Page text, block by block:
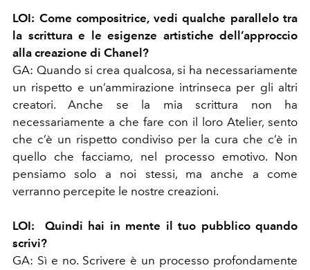
LOI: Come compositrice, vedi qualche parallelo tra
la scrittura e le esigenze artistiche dell’approccio
alla creazione di Chanel?
GA: Quando si crea qualcosa, si ha necessariamente
un rispetto e un’ammirazione intrinseca per gli altri
creatori. Anche se la mia scrittura non ha
necessariamente a che fare con il loro Atelier, sento
che c’è un rispetto condiviso per la cura che c’è in
quello che facciamo, nel processo emotivo. Non
pensiamo solo a noi stessi, ma anche a come
verranno percepite le nostre creazioni.
LOI:
Quindi hai in mente il tuo pubblico quando
scrivi?
GA: Sì e no. Scrivere è un processo profondamente